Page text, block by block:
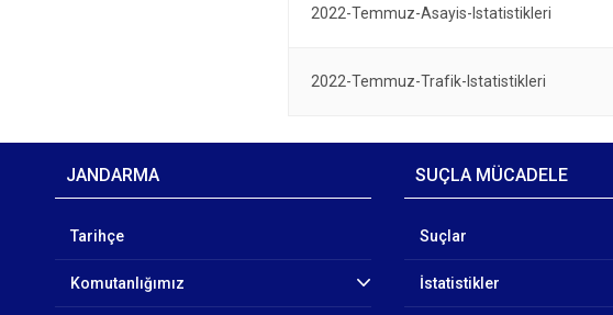
2022-Temmuz-Asayis-Istatistikleri
2022-Temmuz-Trafik-Istatistikleri
JANDARMA
Tarihçe
Komutanlığımız
SUÇLA MÜCADELE
Suçlar
İstatistikler